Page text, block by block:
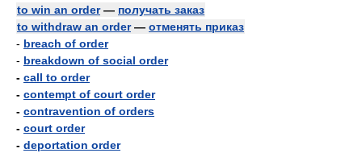
to win an order— получать заказ
to withdraw an order— отменять приказ
- breach of order
- breakdown of social order
- call to order
- contempt of court order
- contravention of orders
- court order
- deportation order